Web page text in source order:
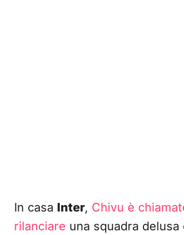
In casa Inter, Chivu è
rilanciare una squadra delusa